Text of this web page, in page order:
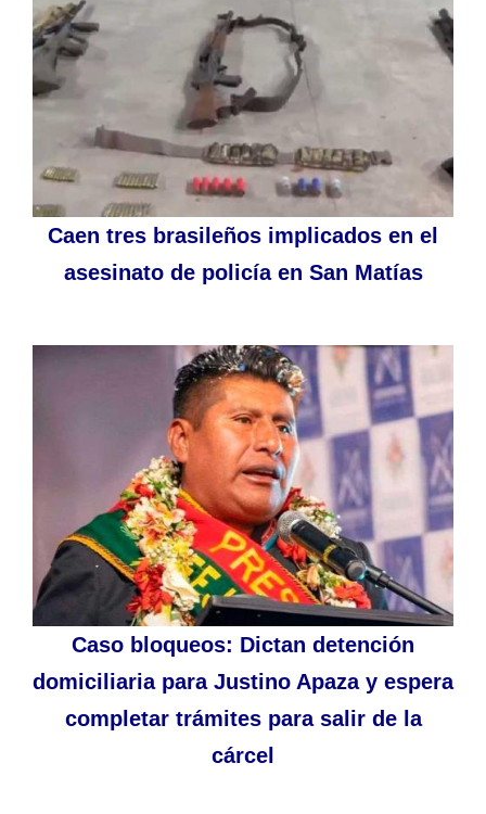
Caen tres brasileños implicados en el
asesinato de policía en San Matías
Caso bloqueos: Dictan detención
domiciliaria para Justino Apaza y espera
completar trámites para salir de la
cárcel